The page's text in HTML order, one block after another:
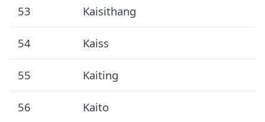
53 Kaisithang
54 Kaiss
55 Kaiting
56 Kaito